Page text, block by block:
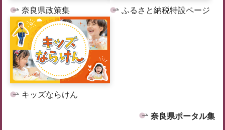
奈良県政策集 ふるさと納税特設ページ
キッズならけん
奈良県ポータル集